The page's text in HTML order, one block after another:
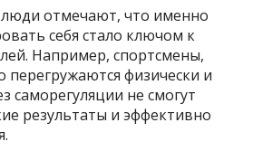
отмечают, что именно
себя стало ключом к
Например, спортсмены,
перегружаются физически и
саморегуляции не смогут
результаты и эффективно